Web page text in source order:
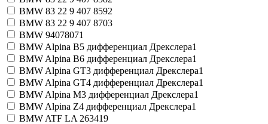
BMW 83 22 9 407 8592
BMW 83 22 9 407 8703
BMW 94078071
BMW Alpina B5 дифференциал Дрекслера1
BMW Alpina B6 дифференциал Дрекслера1
BMW Alpina GT3 дифференциал Дрекслера1
BMW Alpina GT4 дифференциал Дрекслера1
BMW Alpina M3 дифференциал Дрекслера1
BMW Alpina Z4 дифференциал Дрекслера1
BMW ATF LA 263419